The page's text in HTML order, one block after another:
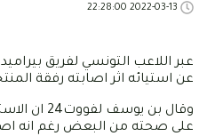
عبر اللاعب التونسي لفريق
عن استيائه اثر اصابته رفقة
وقال بن
على صحته من البعض رغم انه